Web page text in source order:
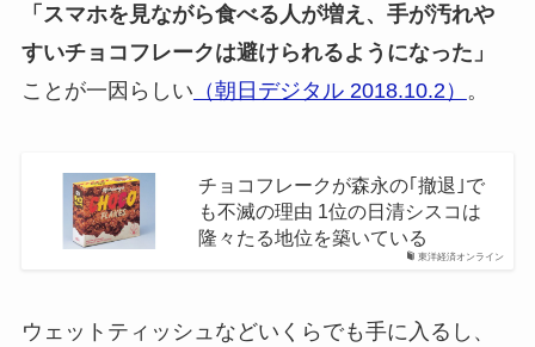
「スマホを見ながら食べる人が増え、手が汚れや
すいチョコフレークは避けられるようになった」
ことが一因らしい （朝日デジタル 2018.10.2） 。
東洋経済オンライン
チョコフレークが森永の｢撤退｣で
も不滅の理由 1位の日清シスコは
隆々たる地位を築いている
ウェットティッシュなどいくらでも手に入るし、